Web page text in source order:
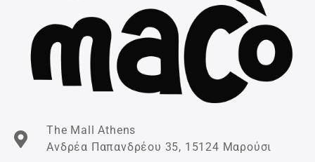
The Mall Athens
Ανδρέα Παπανδρέου 35, 15124 Μαρούσι